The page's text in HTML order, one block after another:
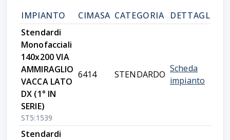
IMPIANTO CIMASA CATEGORIA
DETTAGLIO
Stendardi
Monofacciali
140x200 VIA
AMMIRAGLIO
VACCA LATO
DX (1° IN
SERIE)
ST5:1539
6414 STENDARDO
Scheda
impianto
Stendardi